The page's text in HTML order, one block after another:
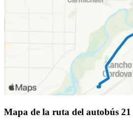
Mapa de la ruta del autobús 21